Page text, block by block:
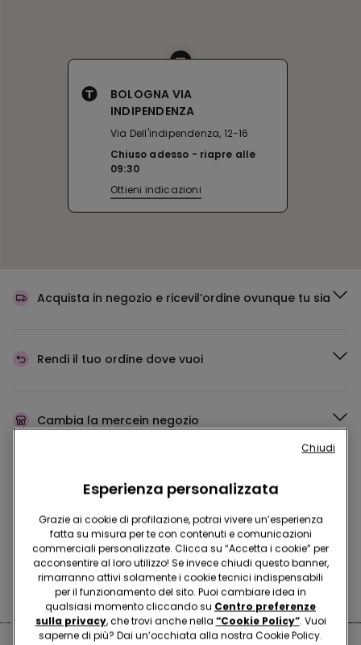
BOLOGNA VIA
INDIPENDENZA
Via Dell'indipendenza, 12-16
Chiuso adesso
riapre alle
09:30
Ottieni indicazioni
Acquista in negozio e ricevil’ordine ovunque tu sia
Rendi il tuo ordine dove vuoi
Cambia la mercein negozio
Programma FedeltàTEZENIS TALENT
Hai domande sulle misure di sicurezza nei nostri store?
Leggi le nostre FAQ
Esperienza personalizzata
Grazie ai cookie di profilazione, potrai vivere un’esperienza
fatta su misura per te con contenuti e comunicazioni
commerciali personalizzate. Clicca su “Accetta i cookie” per
acconsentire al loro utilizzo! Se invece chiudi questo banner,
rimarranno attivi solamente i cookie tecnici indispensabili
per il funzionamento del sito. Puoi cambiare idea in
qualsiasi momento cliccando su Centro preferenze
sulla privacy, che trovi anche nella “Cookie Policy”. Vuoi
saperne di più? Dai un’occhiata alla nostra Cookie Policy.
Chiudi